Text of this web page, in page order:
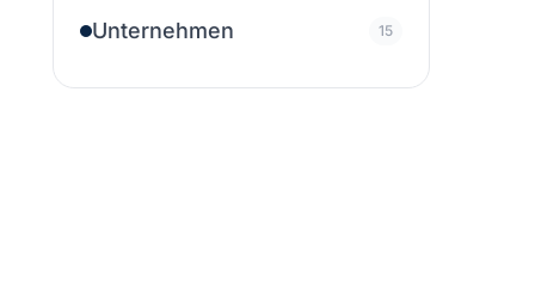
Unternehmen 15